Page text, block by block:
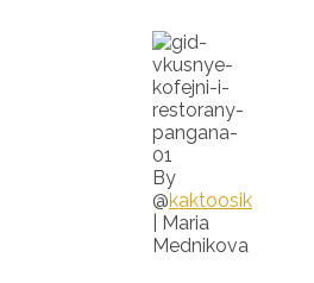
By
@kaktoosik
| Maria
Mednikova